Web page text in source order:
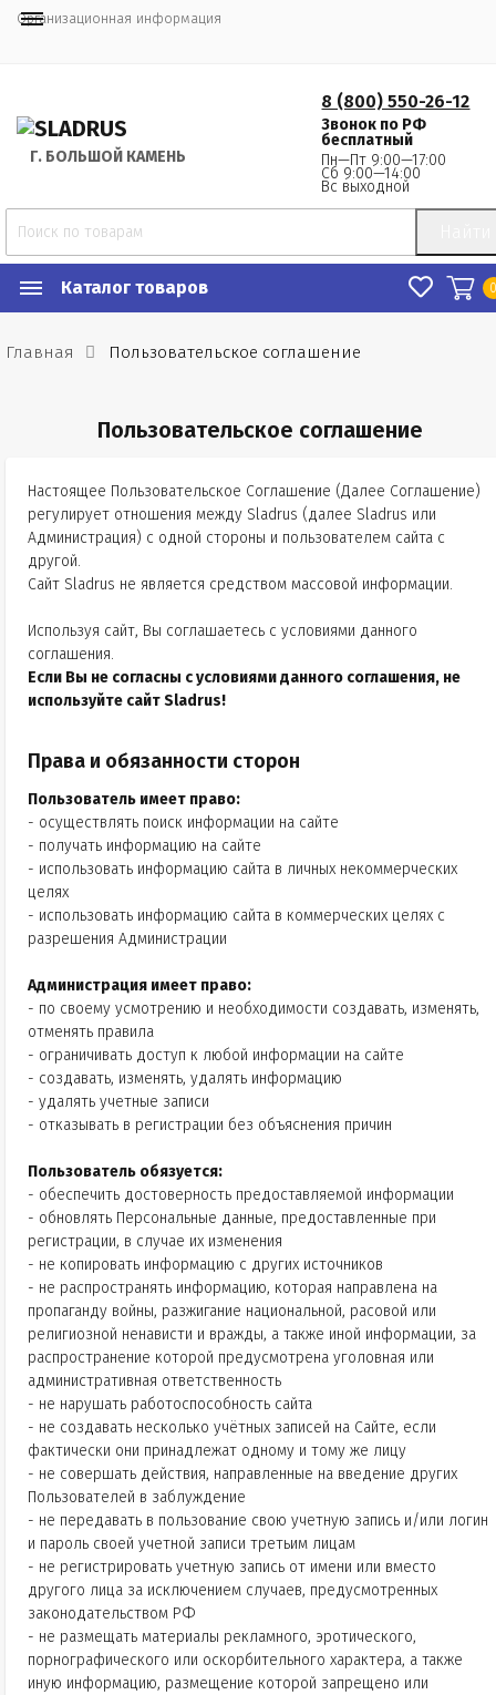
Организационная информация
Г. БОЛЬШОЙ КАМЕНЬ
8 (800) 550-26-12
Звонок по РФ
бесплатный
Пн—Пт 9:00—17:00
Сб 9:00—14:00
Вс выходной
Каталог товаров
Главная Пользовательское соглашение
Пользовательское соглашение
Настоящее Пользовательское Соглашение (Далее Соглашение)
регулирует отношения между Sladrus (далее Sladrus или
Администрация) с одной стороны и пользователем сайта с
другой.
Сайт Sladrus не является средством массовой информации.
Используя сайт, Вы соглашаетесь с условиями данного
соглашения.
Если Вы не согласны с условиями данного соглашения, не
используйте сайт Sladrus!
Права и обязанности сторон
Пользователь имеет право:
- осуществлять поиск информации на сайте
- получать информацию на сайте
- использовать информацию сайта в личных некоммерческих
целях
- использовать информацию сайта в коммерческих целях с
разрешения Администрации
Администрация имеет право:
- по своему усмотрению и необходимости создавать, изменять,
отменять правила
- ограничивать доступ к любой информации на сайте
- создавать, изменять, удалять информацию
- удалять учетные записи
- отказывать в регистрации без объяснения причин
Пользователь обязуется:
- обеспечить достоверность предоставляемой информации
- обновлять Персональные данные, предоставленные при
регистрации, в случае их изменения
- не копировать информацию с других источников
- не распространять информацию, которая направлена на
пропаганду войны, разжигание национальной, расовой или
религиозной ненависти и вражды, а также иной информации, за
распространение которой предусмотрена уголовная или
административная ответственность
- не нарушать работоспособность сайта
- не создавать несколько учётных записей на Сайте, если
фактически они принадлежат одному и тому же лицу
- не совершать действия, направленные на введение других
Пользователей в заблуждение
- не передавать в пользование свою учетную запись и/или логин
и пароль своей учетной записи третьим лицам
- не регистрировать учетную запись от имени или вместо
другого лица за исключением случаев, предусмотренных
законодательством РФ
- не размещать материалы рекламного, эротического,
порнографического или оскорбительного характера, а также
иную информацию, размещение которой запрещено или